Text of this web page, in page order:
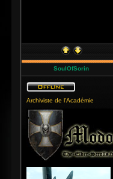
SoulOfSorin
Archiviste de l'Académie